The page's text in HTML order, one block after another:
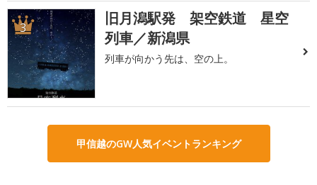
3
旧月潟駅発 架空鉄道 星空
列車／新潟県
列車が向かう先は、空の上。
甲信越のGW人気イベントランキング